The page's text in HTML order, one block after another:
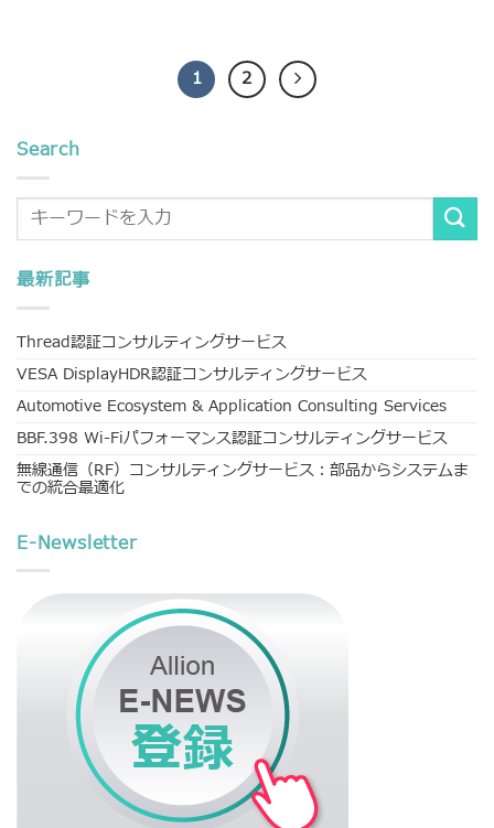
1 2
Search
最新記事
Thread認証コンサルティングサービス
VESA DisplayHDR認証コンサルティングサービス
Automotive Ecosystem & Application Consulting Services
BBF.398 Wi-Fiパフォーマンス認証コンサルティングサービス
無線通信（RF）コンサルティングサービス：部品からシステムま
での統合最適化
E-Newsletter